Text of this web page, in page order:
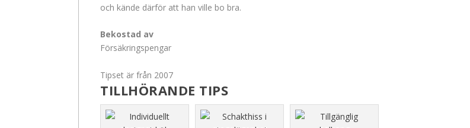
och kände därför att han ville bo bra.
Bekostad av
Försäkringspengar
Tipset är från 2007
TILLHÖRANDE TIPS